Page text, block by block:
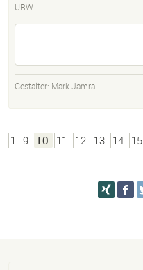
URW
Gestalter: Mark Jamra
1…9 10 11 12 13 14 15